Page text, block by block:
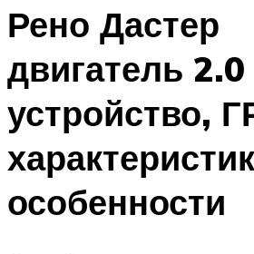
Рено Дастер
двигатель 2.0
устройство,
особенности